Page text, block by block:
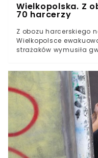
Wielkopolska. Z
70 harcerzy
Z obozu harcerskiego
Wielkopolsce
strażaków wymusiła
uczestników obozu
nad jeziorem
była wichura, która tuż
przechodzić przez